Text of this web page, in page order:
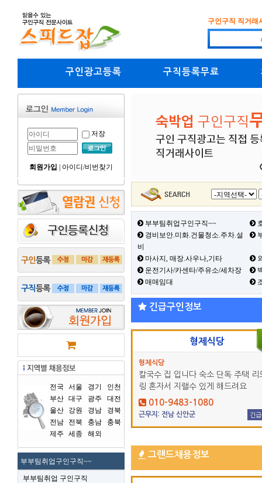
구인구직 직거래
구인광고등록 구직등록무료
저장
회원가입 아이디/비번찾기
전국 서울 경기
인천
부산 대구 광주
대전
울산
강원 경남
경북
전남
전북 충남
충북
제주
세종 해외
부부팀취업구인구직~~
부부팀취업 구인구직
부부팀취업구인구직~~
경비보안.미화.건물청소.주차.설
비
마사지, 매장.사우나,기타
운전기사/카센타/주유소/세차장
매매임대
긴급구인정보
형제식당
형제식당
칼국수 집 입니다 숙소 단독 주택 리
링 혼자서 지랠수 있게 해드려요
010-9483-1080
근무지: 전남 신안군 긴
그랜드채용정보